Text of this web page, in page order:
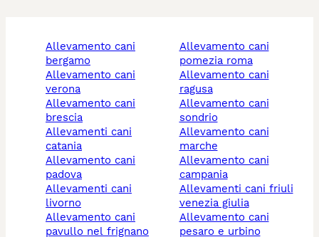
allevamento cani
bergamo
allevamento cani
verona
allevamento cani
brescia
allevamenti cani
catania
allevamento cani
padova
allevamenti cani
livorno
allevamento cani
pavullo nel frignano
allevamento cani
pomezia roma
allevamento cani
ragusa
allevamento cani
sondrio
allevamento cani
marche
allevamento cani
campania
allevamenti cani friuli
venezia giulia
allevamento cani
pesaro e urbino